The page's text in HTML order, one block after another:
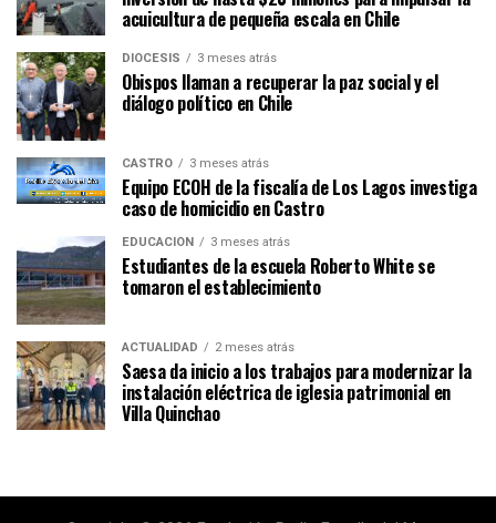
acuicultura de pequeña escala en Chile
DIÓCESIS 3 meses atrás
Obispos llaman a recuperar la paz social y el
diálogo político en Chile
CASTRO 3 meses atrás
Equipo ECOH de la fiscalía de Los Lagos investiga
caso de homicidio en Castro
EDUCACIÓN 3 meses atrás
Estudiantes de la escuela Roberto White se
tomaron el establecimiento
ACTUALIDAD 2 meses atrás
Saesa da inicio a los trabajos para modernizar la
instalación eléctrica de iglesia patrimonial en
Villa Quinchao